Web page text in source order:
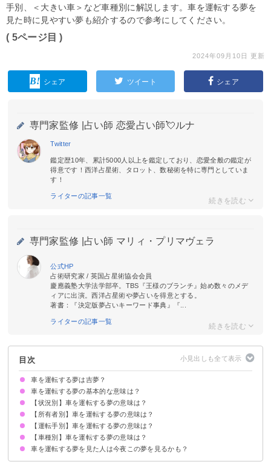
手別、＜大きい車＞など車種別に解説します。車を運転する夢を
見た時に見やすい夢も紹介するので参考にしてください。
( 5ページ目 )
2024年09月10日 更新
シェア ツイート シェア
専門家監修 | 占い師 恋愛占い師💘ルナ
Twitter
鑑定歴10年、累計5000人以上を鑑定しており、恋愛全般の鑑定が
得意です！西洋占星術、タロット、数秘術を特に専門としていま
す！
ライターの記事一覧
専門家監修 | 占い師 マリィ・プリマヴェラ
公式HP
占術研究家 / 英国占星術協会会員
慶應義塾大学法学部卒。TBS『王様のブランチ』始め数々のメデ
ィアに出演。西洋占星術や夢占いを得意とする。
著書：『決定版夢占いキーワード事典』『...
ライターの記事一覧
目次
車を運転する夢は吉夢？
車を運転する夢の基本的な意味は？
自身のメンタル・対人関係を暗示
状況/所有者/運転手/車種で意味が決まる
【状況別】車を運転する夢の意味は？
ペーパードライバーが車を運転する夢【警告夢】
車を運転して道に迷う夢【警告夢】
車のブレーキが効かない夢【警告夢】
無免許で車を運転する夢【警告夢】
車を運転して事故に遭う夢【凶夢】
車を快適に運転している夢【吉夢】
車を猛スピードで運転する夢【警告夢】
車をバックさせる夢【警告夢】
左ハンドルの車を運転する夢【警告夢】
車が渋滞に巻き込まれる夢【警告夢】
【所有者別】車を運転する夢の意味は？
他人の車を運転する夢【吉夢】
借りた車を運転する夢【吉夢】
自分の車を運転する夢【吉夢】
【運転手別】車を運転する夢の意味は？
亡くなった人が車を運転する夢【吉夢】
友達が車を運転する夢【吉夢】
家族が車を運転する夢【警告夢】
知らない人が車を運転する夢【警告夢】
【車種別】車を運転する夢の意味は？
大きい車を運転する夢【吉夢】
トラックを運転する夢【吉夢】
タクシーを運転する夢【吉夢】
車を運転する夢を見た人は今夜この夢を見るかも？
突然キレて怒っている夢
落下する夢
家族や友達と一緒に食事をする夢